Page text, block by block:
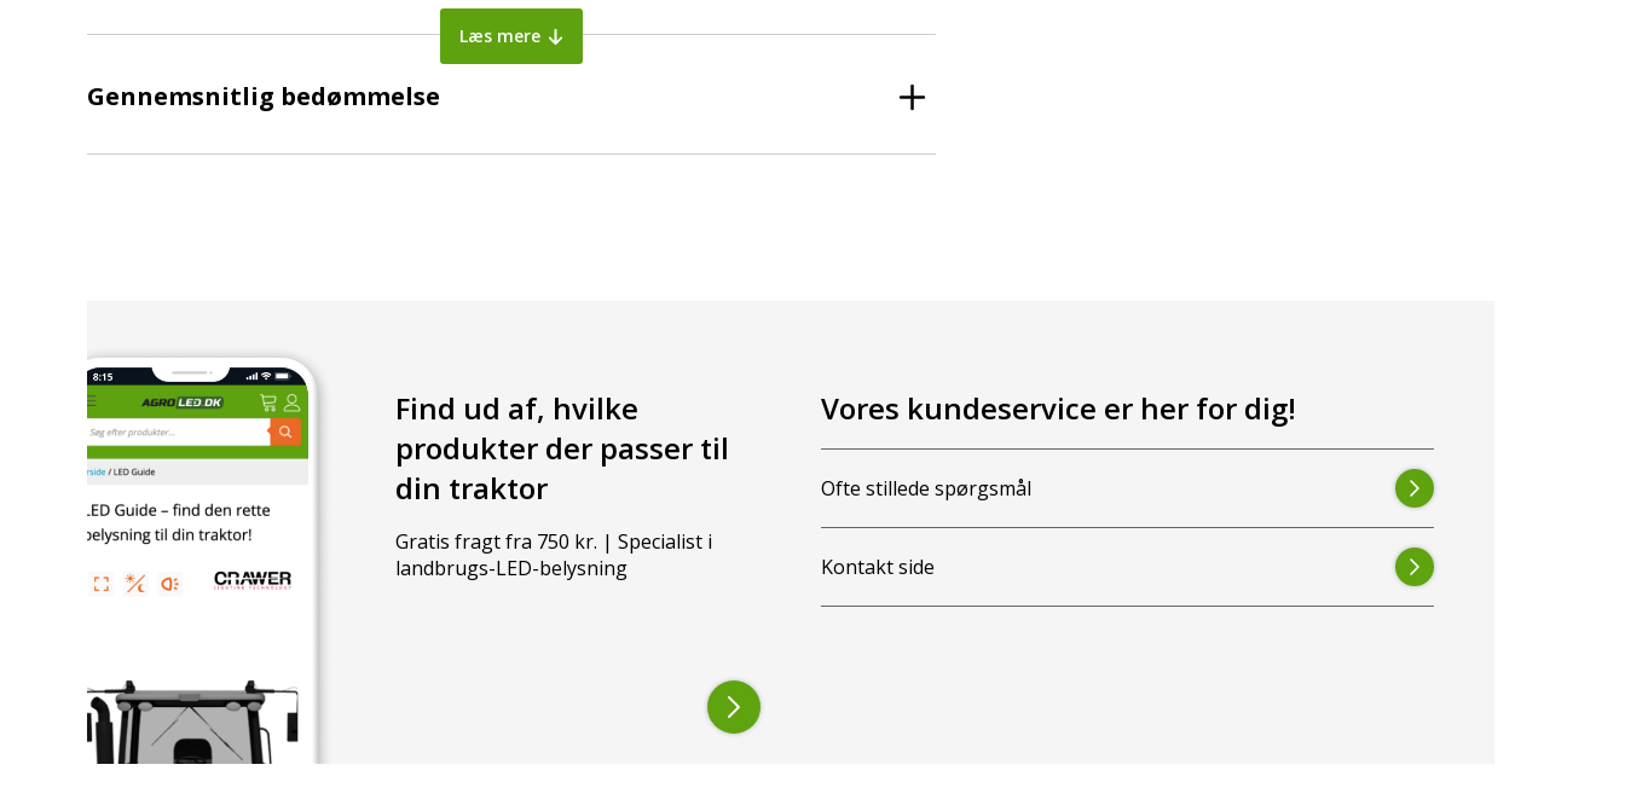
Læs mere
Gennemsnitlig bedømmelse
Find ud af, hvilke
produkter der passer til
din traktor
Gratis fragt fra 750 kr. | Specialist i
landbrugs-LED-belysning
Vores kundeservice er her for dig!
Ofte stillede spørgsmål
Kontakt side